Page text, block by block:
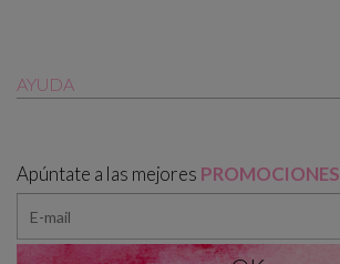
AYUDA
Apúntate a las mejores PROMOCIONES